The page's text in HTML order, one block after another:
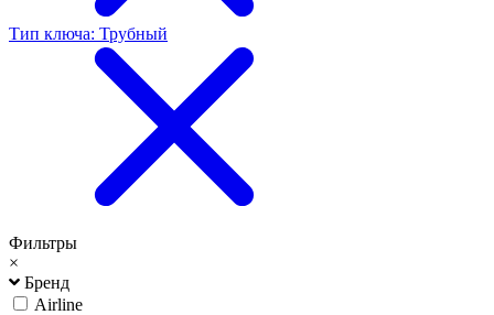
Тип ключа: Трубный
Фильтры
×
Бренд
Airline